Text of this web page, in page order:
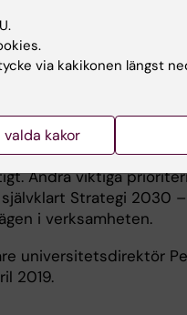
Katarina Bjelke.
att
för
Andra viktiga
Strategi 2030
i verksamheten.
universitetsdirektör
2019.
via kakikonen längst
kakor